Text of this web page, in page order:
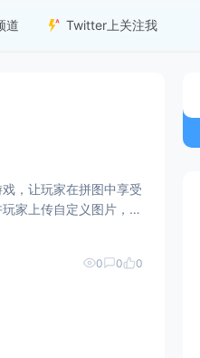
道 Twitter上关注我
，让玩家在拼图中享受
0 0 0